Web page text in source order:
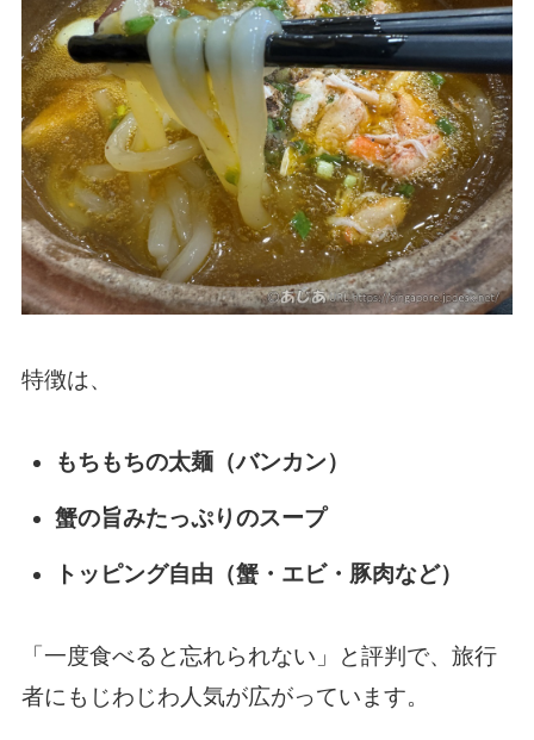
特徴は、
もちもちの太麺（バンカン）
蟹の旨みたっぷりのスープ
トッピング自由（蟹・エビ・豚肉など）
「一度食べると忘れられない」と評判で、旅行
者にもじわじわ人気が広がっています。